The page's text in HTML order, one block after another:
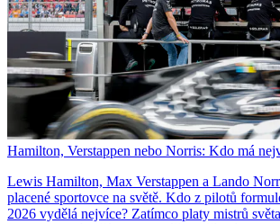
Hamilton, Verstappen nebo Norris: Kdo má
Lewis Hamilton, Max Verstappen a Lando
placené sportovce na světě. Kdo z pilotů
2026 vydělá nejvíce? Zatímco platy mistrů